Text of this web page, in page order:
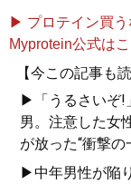
▶ プロテイン買う
Myprotein公式は
【今この記事も
▶「うるさいぞ!
男。注意した女
が放った“衝撃の
▶中年男性が陥